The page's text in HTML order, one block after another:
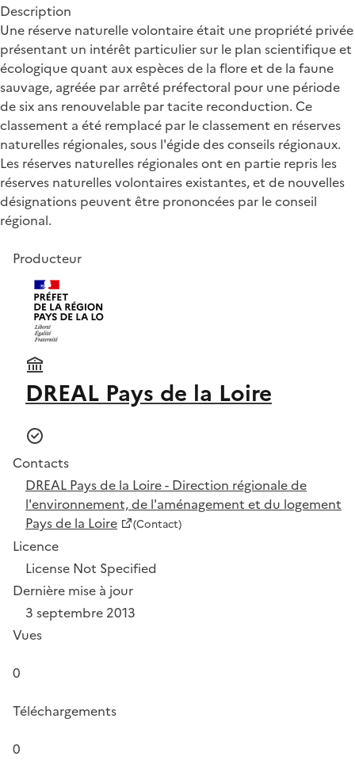
Description
Une réserve naturelle volontaire était une propriété privée
présentant un intérêt particulier sur le plan scientifique et
écologique quant aux espèces de la flore et de la faune
sauvage, agréée par arrêté préfectoral pour une période
de six ans renouvelable par tacite reconduction. Ce
classement a été remplacé par le classement en réserves
naturelles régionales, sous l'égide des conseils régionaux.
Les réserves naturelles régionales ont en partie repris les
réserves naturelles volontaires existantes, et de nouvelles
désignations peuvent être prononcées par le conseil
régional.
Producteur
DREAL Pays de la Loire
Contacts
DREAL Pays de la Loire - Direction régionale de
l'environnement, de l'aménagement et du logement
Pays de la Loire
(Contact)
Licence
License Not Specified
Dernière mise à jour
3 septembre 2013
Vues
0
Téléchargements
0